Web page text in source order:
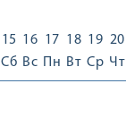
15
Сб
16
Вс
17
Пн
18
Вт
19
Ср
20
Чт